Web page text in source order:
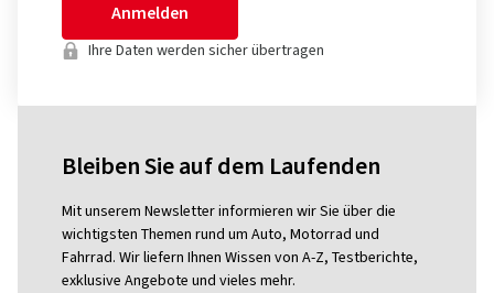
Anmelden
Ihre Daten werden sicher übertragen
Bleiben Sie auf dem Laufenden
Mit unserem Newsletter informieren wir Sie über die
wichtigsten Themen rund um Auto, Motorrad und
Fahrrad. Wir liefern Ihnen Wissen von A-Z, Testberichte,
exklusive Angebote und vieles mehr.